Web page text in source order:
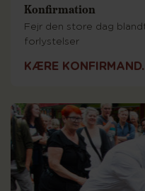
Konfirmation
Fejr den store dag
forlystelser
KÆRE